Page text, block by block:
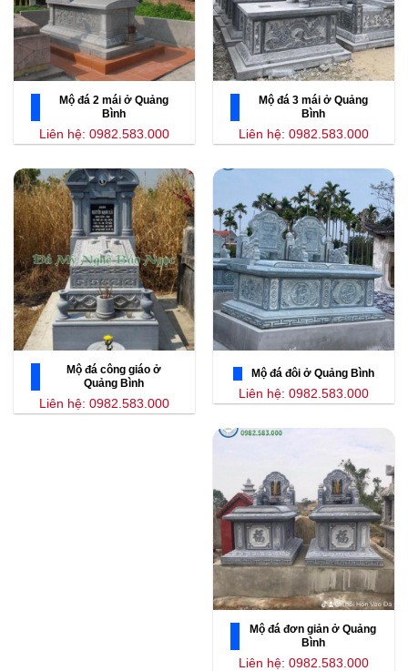
Mộ đá 2 mái ở Quảng
Bình
Liên hệ: 0982.583.000
Mộ đá 3 mái ở Quảng
Bình
Liên hệ: 0982.583.000
Mộ đá công giáo ở
Quảng Bình
Liên hệ: 0982.583.000
Mộ đá đôi ở Quảng Bình
Liên hệ: 0982.583.000
Mộ đá đơn giản ở Quảng
Bình
Liên hệ: 0982.583.000